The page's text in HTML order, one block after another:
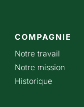
COMPAGNIE
Notre travail
Notre mission
Historique